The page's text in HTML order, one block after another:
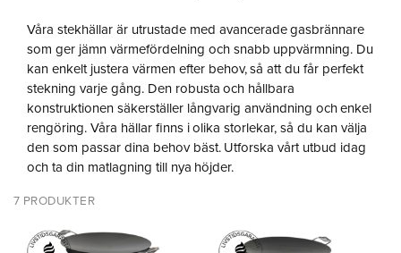
Våra stekhällar är utrustade med avancerade gasbrännare
som ger jämn värmefördelning och snabb uppvärmning. Du
kan enkelt justera värmen efter behov, så att du får perfekt
stekning varje gång. Den robusta och hållbara
konstruktionen säkerställer långvarig användning och enkel
rengöring. Våra hällar finns i olika storlekar, så du kan välja
den som passar dina behov bäst. Utforska vårt utbud idag
och ta din matlagning till nya höjder.
7 PRODUKTER